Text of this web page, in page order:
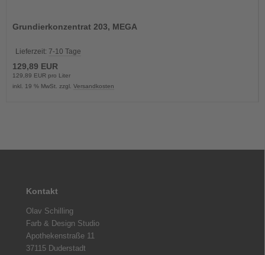
Grundierkonzentrat 203, MEGA
Lieferzeit: 7-10 Tage
129,89 EUR
129,89 EUR pro Liter
inkl. 19 % MwSt. zzgl. Versandkosten
Kontakt
Olav Schilling
Farb & Design Studio
Apothekenstraße 11
37115 Duderstadt